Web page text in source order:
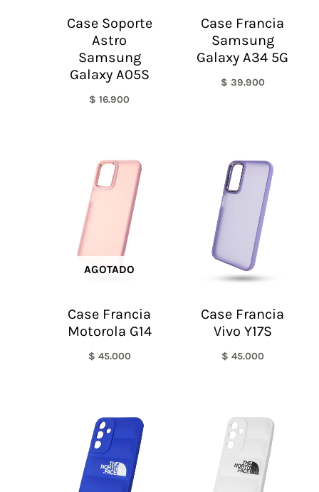
Case Soporte
Astro
Samsung
Galaxy A05S
$ 16.900
Case Francia
Samsung
Galaxy A34 5G
$ 39.900
AGOTADO
Case Francia
Motorola G14
$ 45.000
Case Francia
Vivo Y17S
$ 45.000